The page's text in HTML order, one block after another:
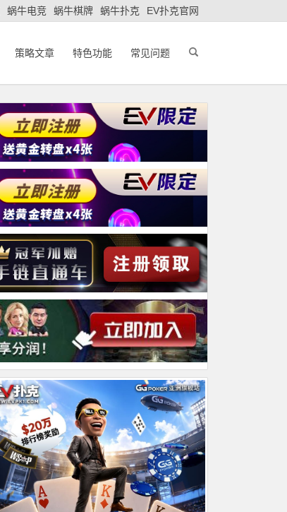
蜗牛电竞 蜗牛棋牌 蜗牛扑克 EV扑克官网
策略文章 特色功能 常见问题